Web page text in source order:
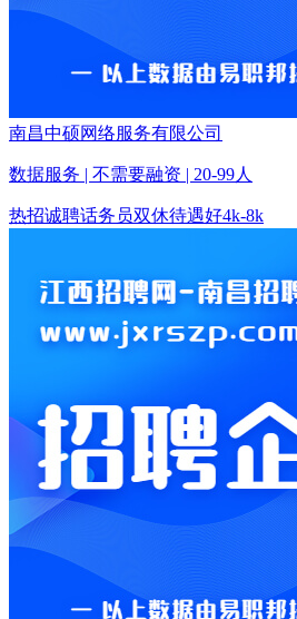
南昌中硕网络服务有限公司
数据服务 | 不需要融资 | 20-99人
热招诚聘话务员双休待遇好4k-8k